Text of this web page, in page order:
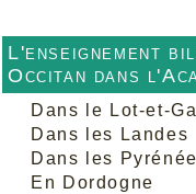
L'enseignement
Occitan dans
Dans le Lot-et-
Dans les Landes
Dans les
En Dordogne